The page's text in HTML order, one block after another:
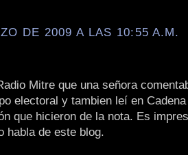
DE 2009 A LAS 10:55 A.M.
Mitre que una señora
electoral y tambien leí en
que hicieron de la nota. Es
habla de este blog.